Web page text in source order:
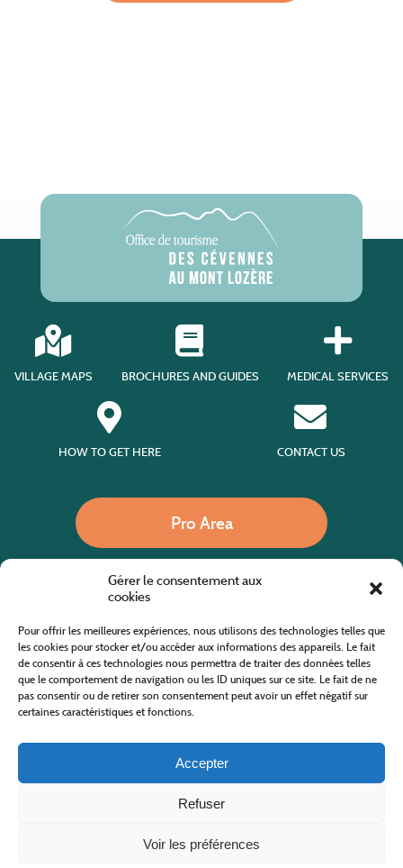
Gérer le consentement aux
cookies
Pour offrir les meilleures expériences, nous utilisons des technologies telles que
les cookies pour stocker et/ou accéder aux informations des appareils. Le fait
de consentir à ces technologies nous permettra de traiter des données telles
que le comportement de navigation ou les ID uniques sur ce site. Le fait de ne
pas consentir ou de retirer son consentement peut avoir un effet négatif sur
certaines caractéristiques et fonctions.
Accepter
Refuser
Voir les préférences
VILLAGE MAPS BROCHURES AND GUIDES MEDICAL SERVICES
HOW TO GET HERE CONTACT US
Pro Area
Website co-financed by the European Agricultural Fund for Rural Development
Europe invests in rural areas
Cévennes Tourism Office in Mount Lozère